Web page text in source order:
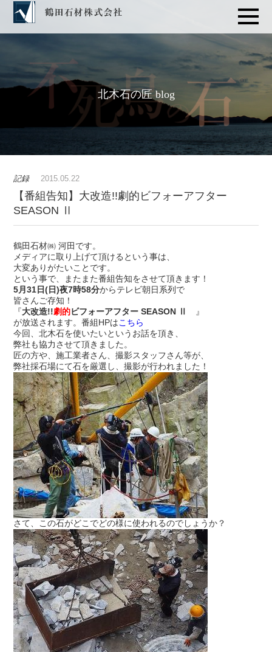
北木石の匠 blog
記録 2015.05.22
【番組告知】大改造!!劇的ビフォーアフター
SEASON Ⅱ
鶴田石材㈱ 河田です。
メディアに取り上げて頂けるという事は、
大変ありがたいことです。
という事で、またまた番組告知をさせて頂きます！
5月31日(日)夜7時58分からテレビ朝日系列で
皆さんご存知！
『大改造!!劇的ビフォーアフター SEASON Ⅱ
』
が放送されます。番組HPはこちら
今回、北木石を使いたいというお話を頂き、
弊社も協力させて頂きました。
匠の方や、施工業者さん、撮影スタッフさん等が、
弊社採石場にて石を厳選し、撮影が行われました！
さて、この石がどこでどの様に使われるのでしょうか？